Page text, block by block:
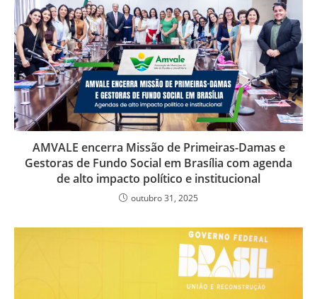
AMVALE encerra Missão de Primeiras-Damas e
Gestoras de Fundo Social em Brasília com agenda
de alto impacto político e institucional
outubro 31, 2025